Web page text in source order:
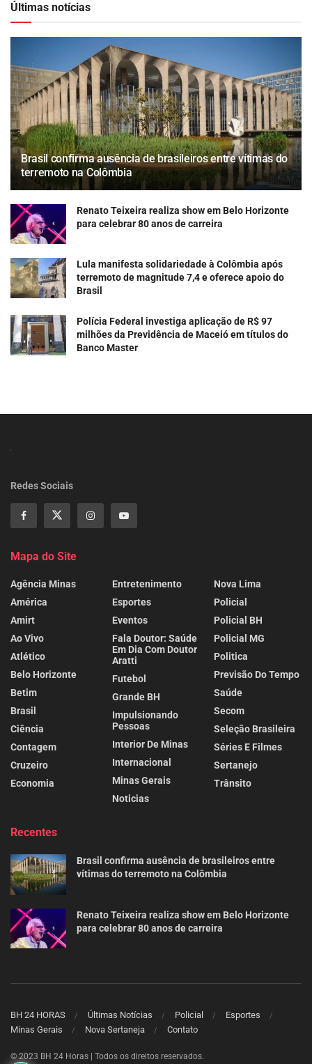
Últimas notícias
Brasil confirma ausência de brasileiros entre vítimas do
terremoto na Colômbia
Renato Teixeira realiza show em Belo Horizonte
para celebrar 80 anos de carreira
Lula manifesta solidariedade à Colômbia após
terremoto de magnitude 7,4 e oferece apoio do
Brasil
Polícia Federal investiga aplicação de R$ 97
milhões da Previdência de Maceió em títulos do
Banco Master
Redes Sociais
Mapa do Site
Agência Minas
América
Amirt
Ao Vivo
Atlético
Belo Horizonte
Betim
Brasil
Ciência
Contagem
Cruzeiro
Economia
Entretenimento
Esportes
Eventos
Fala Doutor: Saúde
Em Dia Com Doutor
Aratti
Futebol
Grande BH
Impulsionando
Pessoas
Interior De Minas
Internacional
Minas Gerais
Noticias
Nova Lima
Policial
Policial BH
Policial MG
Politica
Previsão Do Tempo
Saúde
Secom
Seleção Brasileira
Séries E Filmes
Sertanejo
Trânsito
Recentes
Brasil confirma ausência de brasileiros entre
vítimas do terremoto na Colômbia
Renato Teixeira realiza show em Belo Horizonte
para celebrar 80 anos de carreira
BH 24 HORAS Últimas Notícias Policial
Esportes
Minas Gerais
Nova Sertaneja Contato
© 2023 BH 24 Horas | Todos os direitos reservados.